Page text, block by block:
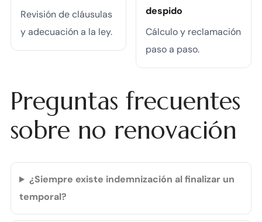
Revisión de cláusulas
y adecuación a la ley.
despido
Cálculo y reclamación
paso a paso.
Preguntas frecuentes
sobre no renovación
¿Siempre existe indemnización al finalizar un
temporal?